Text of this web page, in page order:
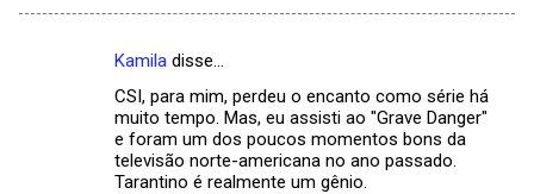
Kamila disse…
CSI, para mim, perdeu o encanto como série há
muito tempo. Mas, eu assisti ao "Grave Danger"
e foram um dos poucos momentos bons da
televisão norte-americana no ano passado.
Tarantino é realmente um gênio.